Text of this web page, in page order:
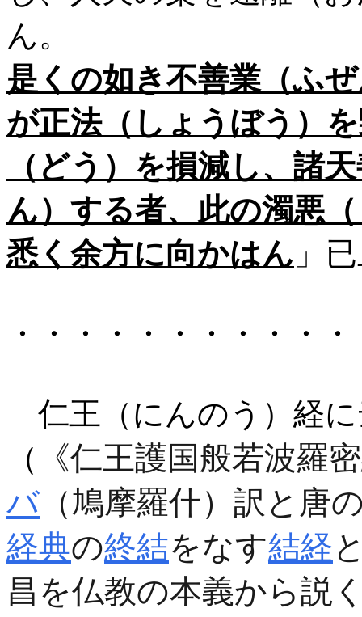
ん。
是くの如き不善業（ふ
が正法（しょうぼう）
（どう）を損減し、諸
ん）する者、此の濁悪
悉く余方に向かはん 」
・・・・・・・・・・
仁王（にんのう）経
（
《仁王護国般若波羅
バ （鳩摩羅什）訳と唐
経典の終結をなす結経
昌を仏教の本義から説